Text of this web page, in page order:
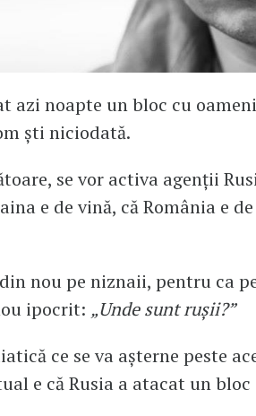
azi noapte un bloc cu
ști niciodată.
se vor activa agenții
e de vină, că România e
nou pe niznaii, pentru ca
ipocrit: „Unde sunt rușii?”
ce se va așterne peste
e că Rusia a atacat un